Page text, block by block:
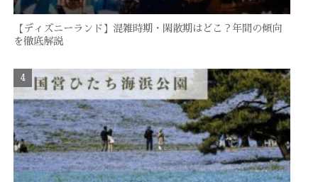
【ディズニーランド】混雑時期・閑散期はどこ？年間の傾向
を徹底解説